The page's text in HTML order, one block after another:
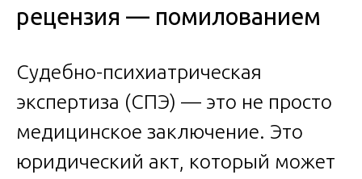
рецензия — помилованием
Судебно-психиатрическая
экспертиза (СПЭ) — это не просто
медицинское заключение. Это
юридический акт, который может